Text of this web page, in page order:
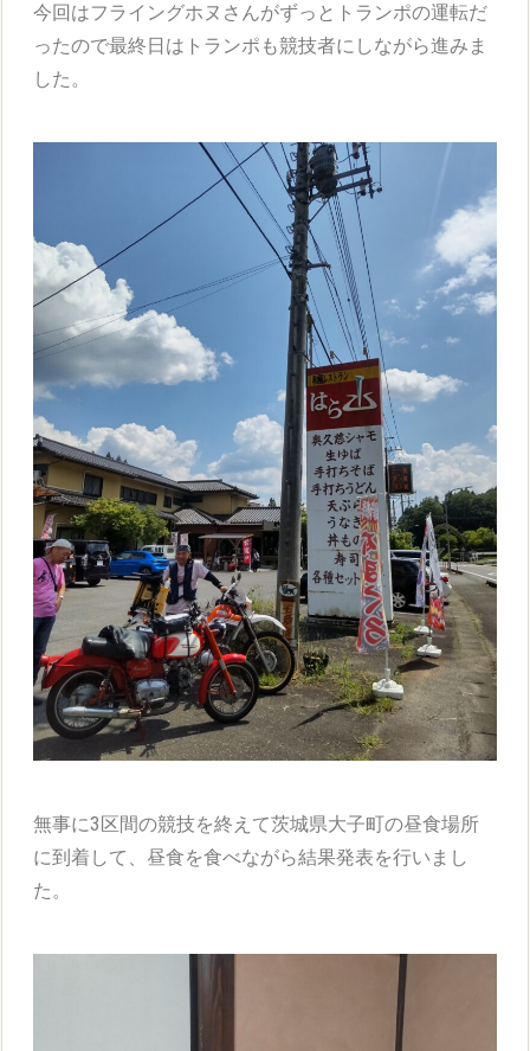
今回はフライングホヌさんがずっとトランポの運転だ
ったので最終日はトランポも競技者にしながら進みま
した。
無事に3区間の競技を終えて茨城県大子町の昼食場所
に到着して、昼食を食べながら結果発表を行いまし
た。